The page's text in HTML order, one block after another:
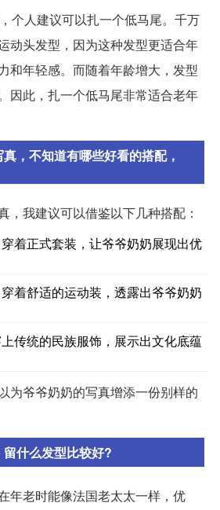
个人建议可以扎一个低马尾。千万
动头发型，因为这种发型更适合年
和年轻感。而随着年龄增大，发型
因此，扎一个低马尾非常适合老年
，不知道有哪些好看的搭配，
，我建议可以借鉴以下几种搭配：
着正式套装，让爷爷奶奶展现出优
着舒适的运动装，透露出爷爷奶奶
传统的民族服饰，展示出文化底蕴
为爷爷奶奶的写真增添一份别样的
什么发型比较好?
年老时能像法国老太太一样，优